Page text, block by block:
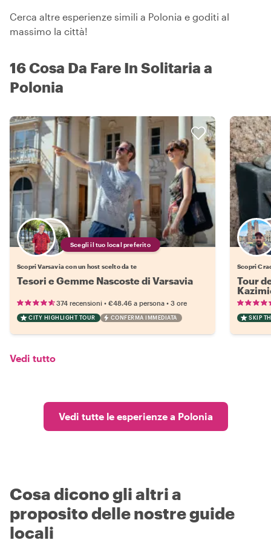
Cerca altre esperienze simili a Polonia e goditi al
massimo la città!
16 Cosa Da Fare In Solitaria a
Polonia
Scegli il tuo local preferito
Scopri Varsavia con un host scelto da te
Tesori e Gemme Nascoste di Varsavia
374 recensioni • €48.46 a persona • 3 ore
CITY HIGHLIGHT TOUR CONFERMA IMMEDIATA
Scopri
Tour
con
SKIP
Vedi tutto
Vedi tutte le esperienze a Polonia
Cosa dicono gli altri a
proposito delle nostre guide
locali